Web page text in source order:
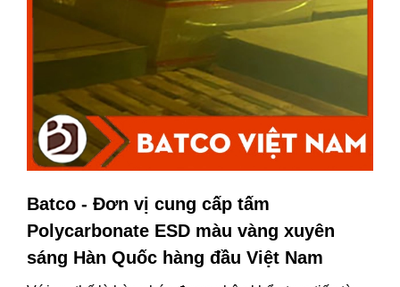
Batco - Đơn vị cung cấp tấm
Polycarbonate ESD màu vàng xuyên
sáng Hàn Quốc hàng đầu Việt Nam